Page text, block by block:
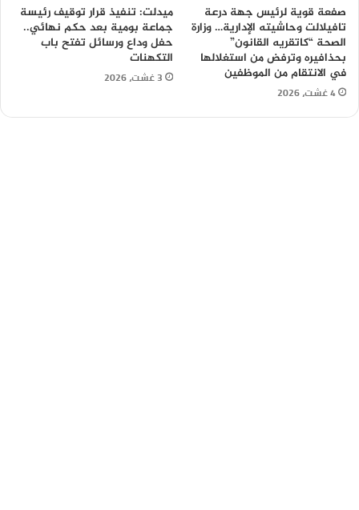
صفعة قوية لرئيس جهة درعة
تافيلالت وحاشيته الإدارية… وزارة
الصحة “كاتقريه القانون”
بحذافيره وترفض من استغلالها
في الانتقام من الموظفين
4 غشت، 2026
ميدلت: تنفيذ قرار توقيف رئيسة
جماعة بومية بعد حكم نهائي..
حفل وداع ورسائل تفتح باب
التكهنات
3 غشت، 2026